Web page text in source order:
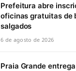
Prefeitura abre
oficinas gratuitas de
salgados
6 de agosto de 2026
Praia Grande